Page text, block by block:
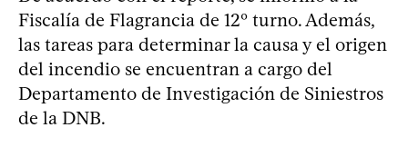
Fiscalía de Flagrancia de 12º turno. Además,
las tareas para determinar la causa y el origen
del incendio se encuentran a cargo del
Departamento de Investigación de Siniestros
de la DNB.